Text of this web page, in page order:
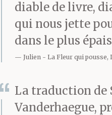
diable de livre,
qui nous jette
dans le plus
Julien La Fleur qui pousse,
La traduction de
Vanderhaegue,